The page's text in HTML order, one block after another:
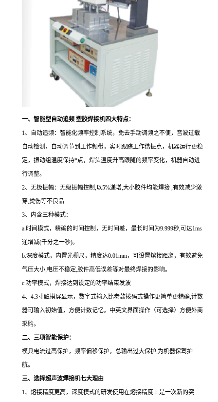
一、智能型自动追频 塑胶焊接机四大特点：
1、自动追频：智能化频率控制系统，免去手动调频之不便，音波过载
自动检测，自动调节到工作频带，实时跟踪工作谐振点，机器运行更稳
定，振动组温度保持*点，焊头温度升高跟随的频率变化，机器自动进
行调整。
2、无极振幅：无级振幅控制,以5%递增,大小胶件均能焊接 ,有效减少激
穿,烫伤等不良品.
3、内含三种模式：
a.时间模式，精确的时间控制，无时间差，最长时间为9.999秒,可达1ms
递增减(千分之一秒)。
b.深度模式，内置光栅尺，精度达0.01mm，可设置熔接距离，有效避免
气压大小,电压不稳定,胶件高低误差等对最终焊接的影响。
c.功率模式，焊接达到设定的功率结束发波
4、4.3寸触摸屏显示，数字式输入比老款拨码式操作更简单更精确,计数
器可输入初始值，方便计数记忆。中英文界面操作（可选择）方便外商
采购。
二、三项智能保护：
模具电流过高保护，频率偏移保护，总输出过大保护,为机器保驾护
航。
三、选择超声波焊接机七大理由
1、熔接精度更高，深度模式的研发使用在熔接精度上是一次新的突